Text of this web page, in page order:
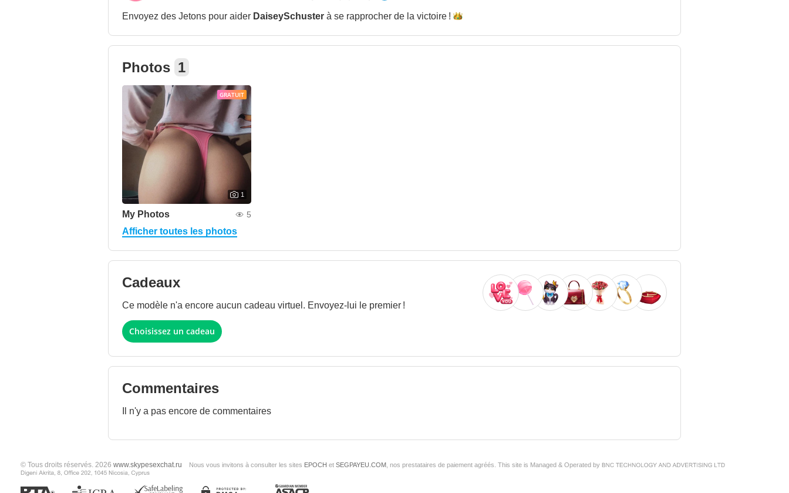
Envoyez des Jetons pour aider DaiseySchuster à se rapprocher de la victoire !
Photos 1
GRATUIT
1
My Photos 5
Afficher toutes les photos
Cadeaux
Ce modèle n'a encore aucun cadeau virtuel. Envoyez-lui le premier !
Choisissez un cadeau
Commentaires
Il n'y a pas encore de commentaires
© Tous droits réservés. 2026 www.skypesexchat.ru Nous vous invitons à consulter les sites EPOCH et SEGPAYEU.COM , nos prestataires de paiement agréés. This site is Managed & Operated by